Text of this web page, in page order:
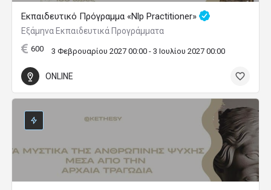
Εκπαιδευτικό Πρόγραμμα «Nlp Practitioner»
Εξάμηνα Εκπαιδευτικά Προγράμματα
600 3 Φεβρουαρίου 2027 00:00 - 3 Ιουλίου 2027 00:00
ONLINE